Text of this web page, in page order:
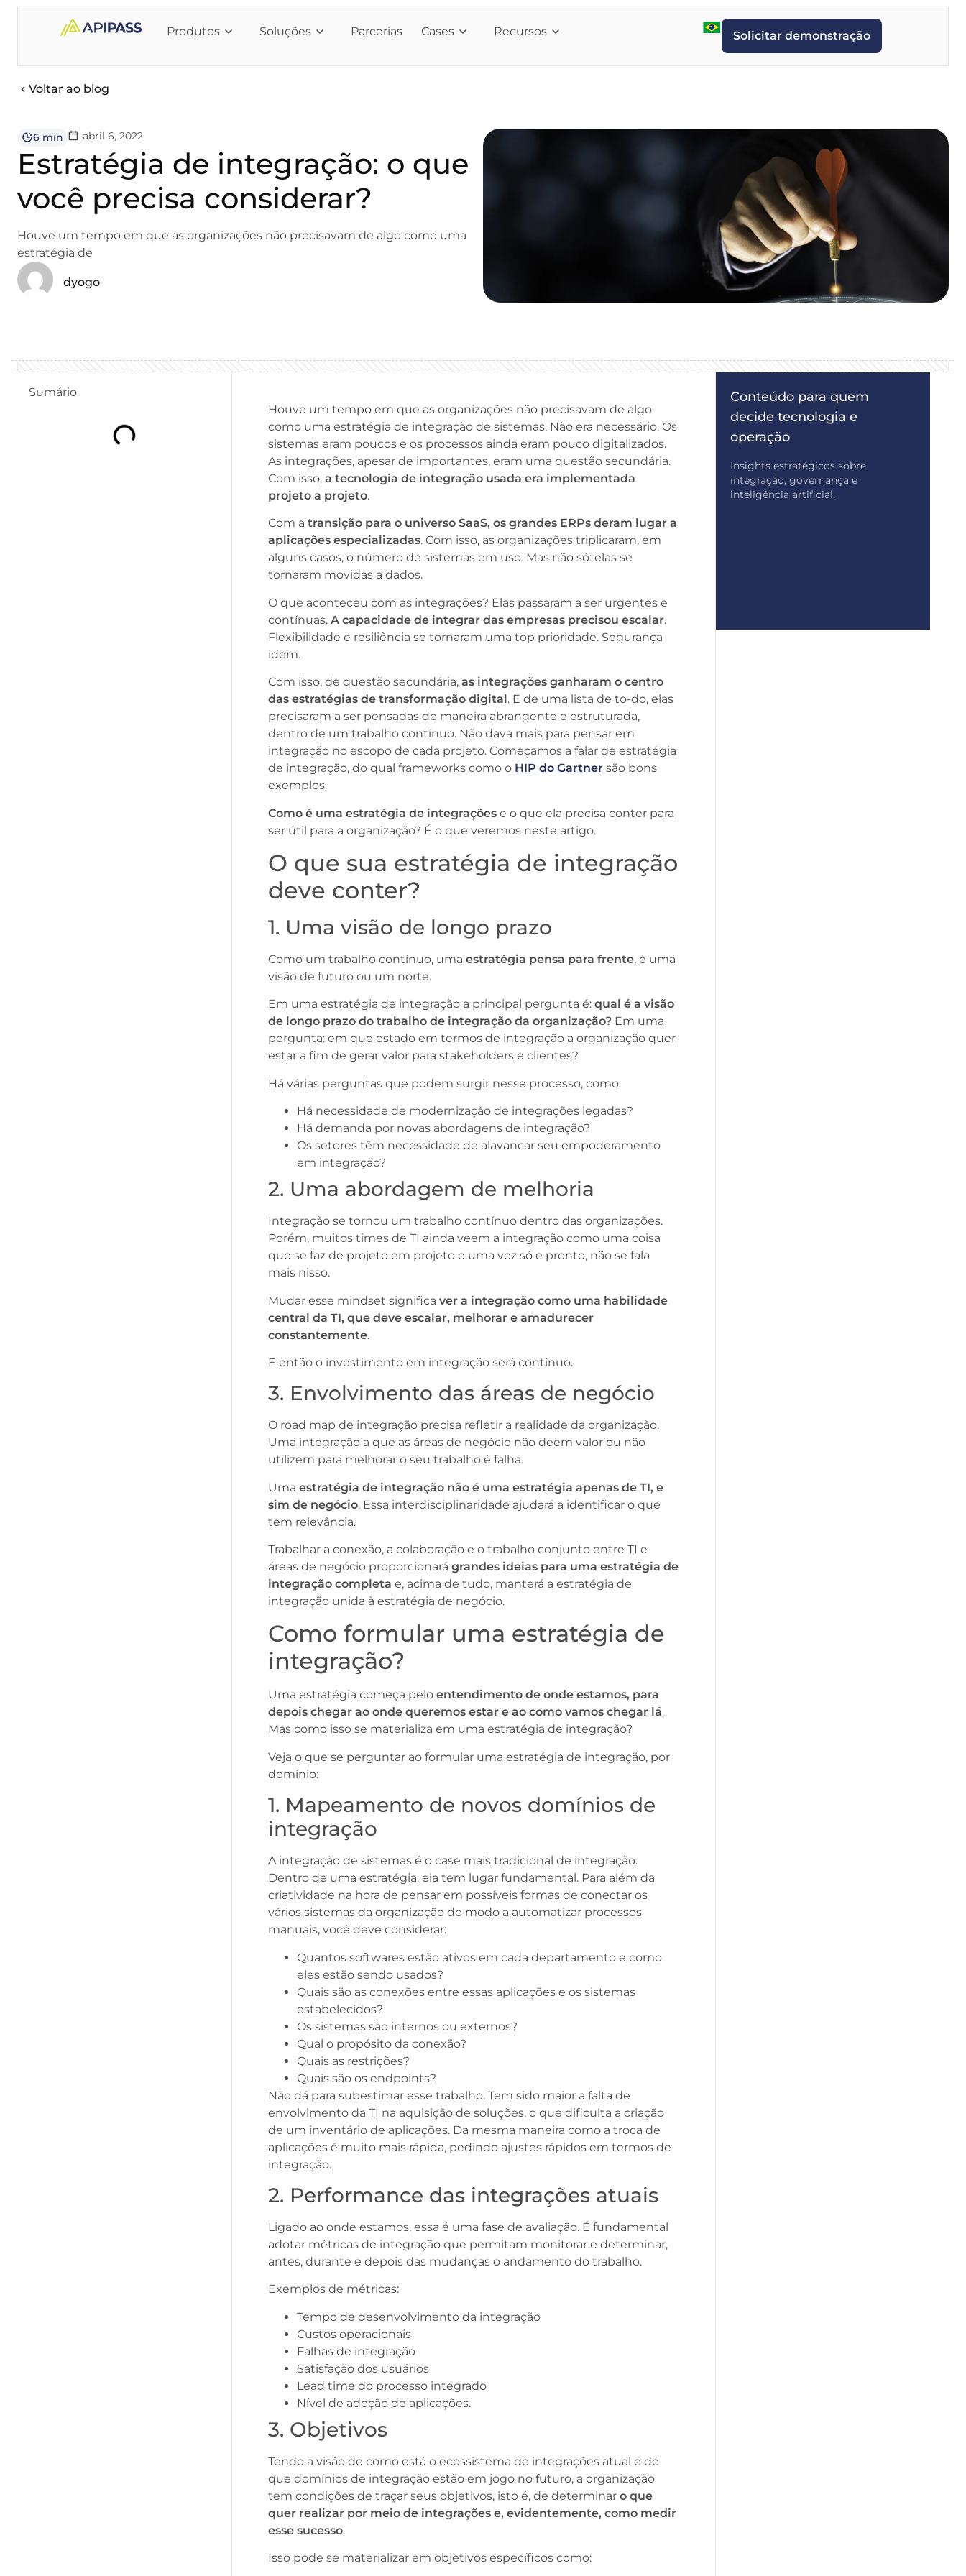
Produtos Soluções Parcerias Cases Recursos Solicitar demonstração
Voltar ao blog
6 min abril 6, 2022
Estratégia de integração: o que
você precisa considerar?
Houve um tempo em que as organizações não precisavam de algo como uma
estratégia de
dyogo
Sumário
Houve um tempo em que as organizações não precisavam de algo
como uma estratégia de integração de sistemas. Não era necessário. Os
sistemas eram poucos e os processos ainda eram pouco digitalizados.
As integrações, apesar de importantes, eram uma questão secundária.
Com isso,a tecnologia de integração usada era implementada
projeto a projeto.
Com atransição para o universo SaaS, os grandes ERPs deram lugar a
aplicações especializadas. Com isso, as organizações triplicaram, em
alguns casos, o número de sistemas em uso. Mas não só: elas se
tornaram movidas a dados.
O que aconteceu com as integrações? Elas passaram a ser urgentes e
contínuas.A capacidade de integrar das empresas precisou escalar.
Flexibilidade e resiliência se tornaram uma top prioridade. Segurança
idem.
Com isso, de questão secundária,as integrações ganharam o centro
das estratégias de transformação digital . E de uma lista de to-do, elas
precisaram a ser pensadas de maneira abrangente e estruturada,
dentro de um trabalho contínuo. Não dava mais para pensar em
integração no escopo de cada projeto. Começamos a falar de estratégia
de integração, do qual frameworks como o HIP do Gartner são bons
exemplos.
Como é uma estratégia de integraçõese o que ela precisa conter para
ser útil para a organização? É o que veremos neste artigo.
O que sua estratégia de integração
deve conter?
1. Uma visão de longo prazo
Como um trabalho contínuo, umaestratégia pensa para frente, é uma
visão de futuro ou um norte.
Em uma estratégia de integração a principal pergunta é:qual é a visão
de longo prazo do trabalho de integração da organização? Em uma
pergunta: em que estado em termos de integração a organização quer
estar a fim de gerar valor para stakeholders e clientes?
Há várias perguntas que podem surgir nesse processo, como:
Há necessidade de modernização de integrações legadas?
Há demanda por novas abordagens de integração?
Os setores têm necessidade de alavancar seu empoderamento
em integração?
2. Uma abordagem de melhoria
Integração se tornou um trabalho contínuo dentro das organizações.
Porém, muitos times de TI ainda veem a integração como uma coisa
que se faz de projeto em projeto e uma vez só e pronto, não se fala
mais nisso.
Mudar esse mindset significaver a integração como uma habilidade
central da TI, que deve escalar, melhorar e amadurecer
constantemente.
E então o investimento em integração será contínuo.
3. Envolvimento das áreas de negócio
O road map de integração precisa refletir a realidade da organização.
Uma integração a que as áreas de negócio não deem valor ou não
utilizem para melhorar o seu trabalho é falha.
Umaestratégia de integração não é uma estratégia apenas de TI, e
sim de negócio. Essa interdisciplinaridade ajudará a identificar o que
tem relevância.
Trabalhar a conexão, a colaboração e o trabalho conjunto entre TI e
áreas de negócio proporcionarágrandes ideias para uma estratégia de
integração completa e, acima de tudo, manterá a estratégia de
integração unida à estratégia de negócio.
Como formular uma estratégia de
integração?
Uma estratégia começa peloentendimento de onde estamos, para
depois chegar ao onde queremos estar e ao como vamos chegar lá.
Mas como isso se materializa em uma estratégia de integração?
Veja o que se perguntar ao formular uma estratégia de integração, por
domínio:
1. Mapeamento de novos domínios de
integração
A integração de sistemas é o case mais tradicional de integração.
Dentro de uma estratégia, ela tem lugar fundamental. Para além da
criatividade na hora de pensar em possíveis formas de conectar os
vários sistemas da organização de modo a automatizar processos
manuais, você deve considerar:
Quantos softwares estão ativos em cada departamento e como
eles estão sendo usados?
Quais são as conexões entre essas aplicações e os sistemas
estabelecidos?
Os sistemas são internos ou externos?
Qual o propósito da conexão?
Quais as restrições?
Quais são os endpoints?
Não dá para subestimar esse trabalho. Tem sido maior a falta de
envolvimento da TI na aquisição de soluções, o que dificulta a criação
de um inventário de aplicações. Da mesma maneira como a troca de
aplicações é muito mais rápida, pedindo ajustes rápidos em termos de
integração.
2. Performance das integrações atuais
Ligado ao onde estamos, essa é uma fase de avaliação. É fundamental
adotar métricas de integração que permitam monitorar e determinar,
antes, durante e depois das mudanças o andamento do trabalho.
Exemplos de métricas:
Tempo de desenvolvimento da integração
Custos operacionais
Falhas de integração
Satisfação dos usuários
Lead time do processo integrado
Nível de adoção de aplicações.
3. Objetivos
Tendo a visão de como está o ecossistema de integrações atual e de
que domínios de integração estão em jogo no futuro, a organização
tem condições de traçar seus objetivos, isto é, de determinaro que
quer realizar por meio de integrações e, evidentemente, como medir
esse sucesso.
Isso pode se materializar em objetivos específicos como:
Conteúdo para quem
decide tecnologia e
operação
Insights estratégicos sobre
integração, governança e
inteligência artificial.